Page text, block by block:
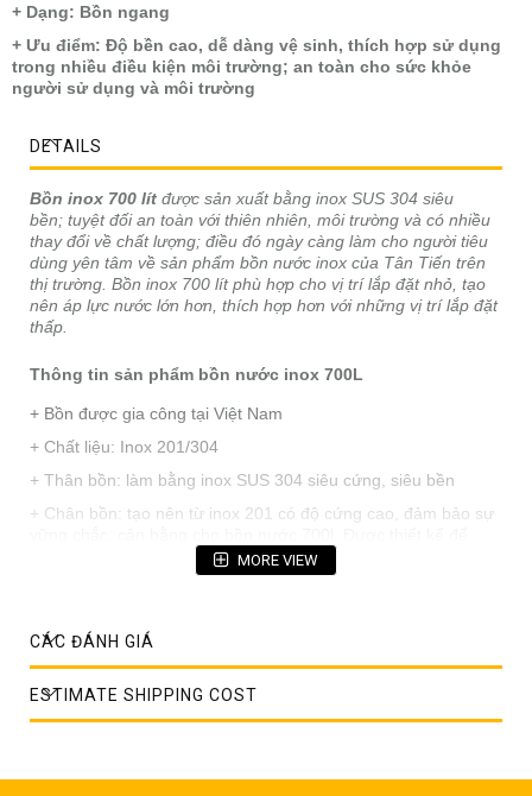
+ Dạng: Bồn ngang
+ Ưu điểm: Độ bền cao, dễ dàng vệ sinh, thích hợp sử dụng
trong nhiều điều kiện môi trường; an toàn cho sức khỏe
người sử dụng và môi trường
DETAILS
Bồn inox 700 lít được sản xuất bằng inox SUS 304 siêu
bền; tuyệt đối an toàn với thiên nhiên, môi trường và có nhiều
thay đổi về chất lượng; điều đó ngày càng làm cho người tiêu
dùng yên tâm về sản phẩm bồn nước inox của Tân Tiến trên
thị trường. Bồn inox 700 lít phù hợp cho vị trí lắp đặt nhỏ, tạo
nên áp lực nước lớn hơn, thích hợp hơn với những vị trí lắp đặt
thấp.
Thông tin sản phẩm bồn nước inox 700L
+ Bồn được gia công tại Việt Nam
+ Chất liệu: Inox 201/304
+ Thân bồn: làm bằng inox SUS 304 siêu cứng, siêu bền
+ Chân bồn: tạo nên từ inox 201 có độ cứng cao, đảm bảo sự
phân phối lực đều giúp an toàn hơn trong khi sử dụng.
chắc hơn, chống bị nghiêng lật khi mưa bão
- Bảo hành: 10 năm
MORE VIEW
CÁC ĐÁNH GIÁ
ESTIMATE SHIPPING COST